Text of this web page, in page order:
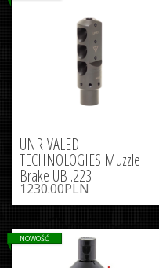
UNRIVALED
TECHNOLOGIES Muzzle
Brake UB .223
1230.00PLN
NOWOŚĆ